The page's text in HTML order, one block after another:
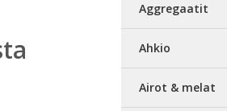
Aggregaatit
Ahkio
Airot & melat